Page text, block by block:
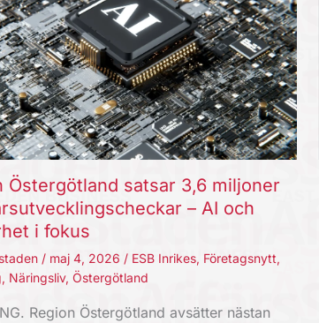
Östergötland satsar 3,6 miljoner
– AI och
i fokus
/ maj 4, 2026 / ESB Inrikes, Företagsnytt,
, Näringsliv, Östergötland
Region Östergötland avsätter nästan